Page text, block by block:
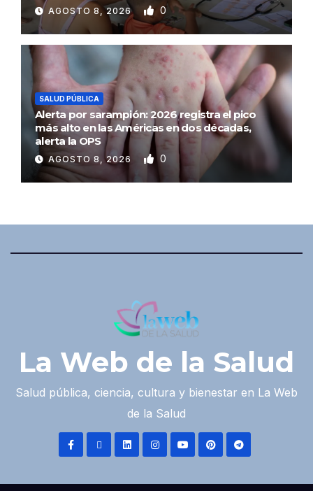
AGOSTO 8, 2026 0
SALUD PÚBLICA
Alerta por sarampión: 2026 registra el pico
más alto en las Américas en dos décadas,
alerta la OPS
AGOSTO 8, 2026 0
La Web de la Salud
Salud pública, ciencia, cultura y bienestar en La Web
de la Salud